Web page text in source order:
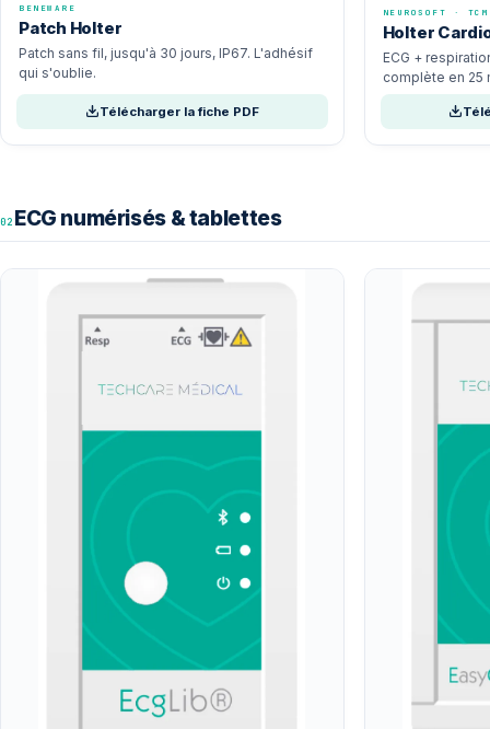
BENEWARE
Patch Holter
Patch sans fil, jusqu'à 30 jours, IP67. L'adhésif
qui s'oublie.
Télécharger la fiche PDF
NEUROSOFT · TCM
Holter
ECG +
complète en 25
02 ECG numérisés & tablettes